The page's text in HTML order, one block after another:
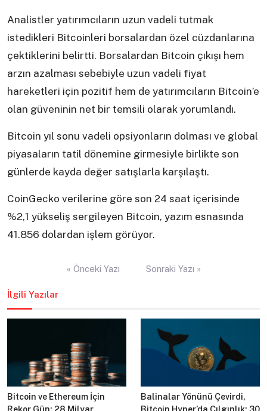
Analistler yatırımcıların uzun vadeli tutmak
istedikleri Bitcoinleri borsalardan özel cüzdanlarına
çektiklerini belirtti. Borsalardan Bitcoin çıkışı hem
arzın azalması sebebiyle uzun vadeli fiyat
hareketleri için pozitif hem de yatırımcıların Bitcoin’e
olan güveninin net bir temsili olarak yorumlandı.
Bitcoin yıl sonu vadeli opsiyonların dolması ve global
piyasaların tatil dönemine girmesiyle birlikte son
günlerde kayda değer satışlarla karşılaştı.
CoinGecko verilerine göre son 24 saat içerisinde
%2,1 yükseliş sergileyen Bitcoin, yazım esnasında
41.856 dolardan işlem görüyor.
« Önceki Yazı Sonraki Yazı »
İlgili Yazılar
Bitcoin ve Ethereum İçin
Balinalar Yönünü Çevirdi,